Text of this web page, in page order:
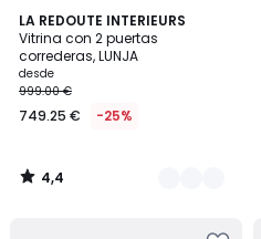
LA REDOUTE INTERIEURS
Vitrina con 2 puertas
correderas, LUNJA
desde
999.00 €
749.25 € -25%
4,4
/ 5
2
Colores
4,4
/